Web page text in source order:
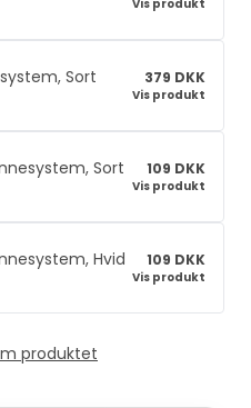
Vis produkt
Sort 379 DKK
Vis produkt
Sort 109 DKK
Vis produkt
Hvid 109 DKK
Vis produkt
produktet